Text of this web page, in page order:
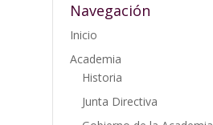
Navegación
Inicio
Academia
Historia
Junta Directiva